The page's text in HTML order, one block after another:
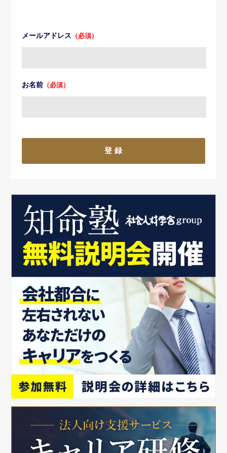
メールアドレス （必須）
お名前（必須）